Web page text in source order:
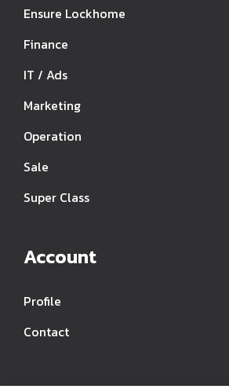
Ensure Lockhome
Finance
IT / Ads
Marketing
Operation
Sale
Super Class
Account
Profile
Contact